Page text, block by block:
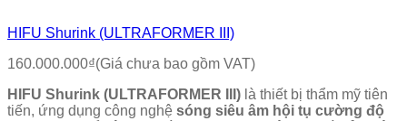
HIFU Shurink (ULTRAFORMER III)
160.000.000₫(Giá chưa bao gồm VAT)
HIFU Shurink (ULTRAFORMER III) là thiết bị thẩm mỹ tiên
tiến, ứng dụng công nghệ sóng siêu âm hội tụ cường độ